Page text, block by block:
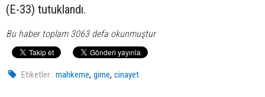
(E-33) tutuklandı.
Bu haber toplam 3063 defa okunmuştur
Etiketler : mahkeme,girne,cinayet